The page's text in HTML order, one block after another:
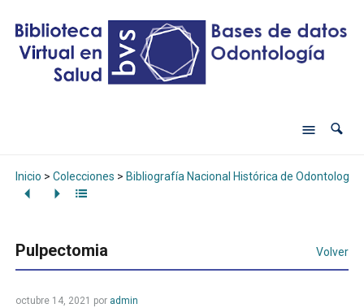
Inicio > Colecciones > Bibliografía Nacional Histórica de Odontología
Pulpectomia Volver
octubre 14, 2021 por admin